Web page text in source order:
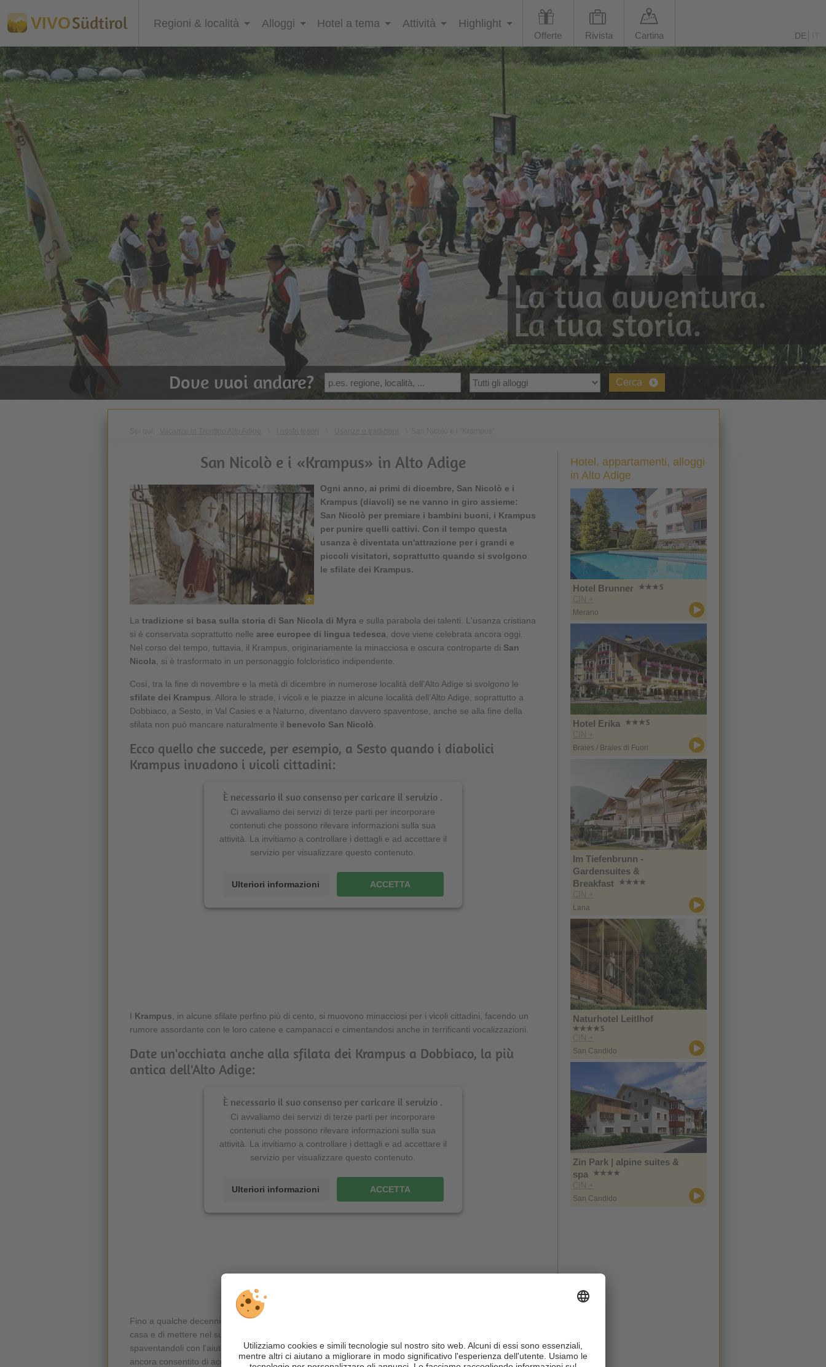
VIVOSüdtirol Regioni & località Alloggi Hotel a tema Attività Highlight
Offerte Rivista Cartina DE
La tua avventura.
La tua storia.
Dove vuoi andare? Cerca
San Nicolò e i «Krampus» in Alto Adige
Ogni anno, ai primi di dicembre, San Nicolò e i
Krampus (diavoli) se ne vanno in giro assieme:
San Nicolò per premiare i bambini buoni, i Krampus
per punire quelli cattivi. Con il tempo questa
usanza è diventata un'attrazione per i grandi e
piccoli visitatori, soprattutto quando si svolgono
le sfilate dei Krampus.
La tradizione si basa sulla storia di San Nicola di Myra e sulla parabola dei talenti. L'usanza cristiana
si è conservata soprattutto nelle aree europee di lingua tedesca , dove viene celebrata ancora oggi.
Nel corso del tempo, tuttavia, il Krampus, originariamente la minacciosa e oscura controparte di San
Nicola , si è trasformato in un personaggio folcloristico indipendente.
Così, tra la fine di novembre e la metà di dicembre in numerose località dell'Alto Adige si svolgono le
sfilate dei Krampus . Allora le strade, i vicoli e le piazze in alcune località dell’Alto Adige, soprattutto a
Dobbiaco, a Sesto, in Val Casies e a Naturno, diventano davvero spaventose, anche se alla fine della
sfilata non può mancare naturalmente il benevolo San Nicolò
Ecco quello che succede, per esempio, a Sesto quando i diabolici
Krampus invadono i vicoli cittadini:
È necessario il suo consenso per caricare il servizio .
Ci avvaliamo dei servizi di terze parti per incorporare
contenuti che possono rilevare informazioni sulla sua
attività. La invitiamo a controllare i dettagli e ad accettare il
servizio per visualizzare questo contenuto.
Ulteriori informazioni ACCETTA
I Krampus , in alcune sfilate perfino più di cento, si muovono minacciosi per i vicoli cittadini, facendo un
rumore assordante con le loro catene e campanacci e cimentandosi anche in terrificanti vocalizzazioni.
Date un'occhiata anche alla sfilata dei Krampus a Dobbiaco, la più
antica dell'Alto Adige:
È necessario il suo consenso per caricare il servizio .
Ci avvaliamo dei servizi di terze parti per incorporare
contenuti che possono rilevare informazioni sulla sua
attività. La invitiamo a controllare i dettagli e ad accettare il
servizio per visualizzare questo contenuto.
Ulteriori informazioni ACCETTA
Fino a qualche decennio fa, ilcompito del Krampus
casa e di mettere nel suo cesto i bambini che non si erano comportati bene durante l'anno,
spaventandoli con l'aiuto della sua verga. Ora - per fortuna - non è più così. Oggi il Krampus, ove gli sia
ancora consentito di accompagnare San Nicolò, siede diligentemente accanto a lui oppure deve
Hotel, appartamenti, alloggi
in Alto Adige
Hotel Brunner
CIN +
Merano
Hotel Erika
CIN +
Braies / Braies di Fuori
Im Tiefenbrunn -
Gardensuites &
Breakfast
CIN +
Lana
Naturhotel Leitlhof
CIN +
San Candido
Zin Park | alpine suites &
spa
CIN +
San Candido